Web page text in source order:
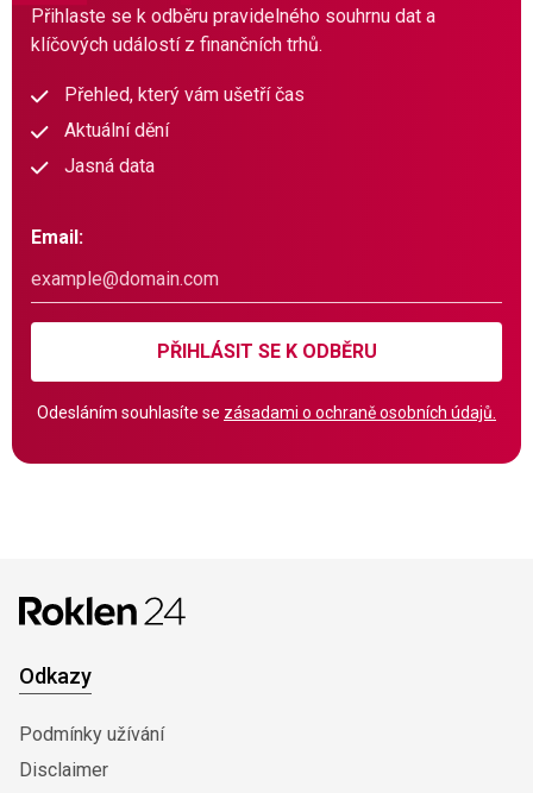
Přihlaste se k odběru pravidelného souhrnu dat a
klíčových událostí z finančních trhů.
Přehled, který vám ušetří čas
Aktuální dění
Jasná data
Email:
PŘIHLÁSIT SE K ODBĚRU
Odesláním souhlasíte se zásadami o ochraně osobních údajů.
Odkazy
Podmínky užívání
Disclaimer